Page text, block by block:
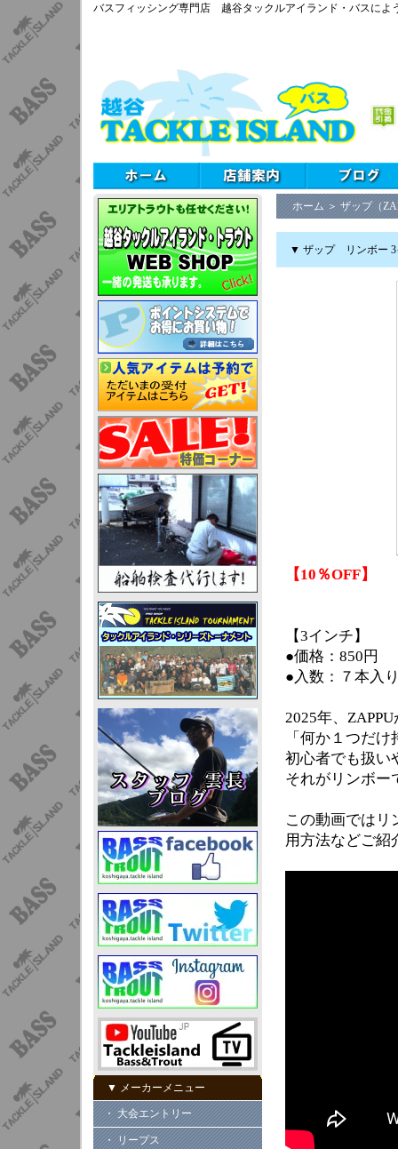
バスフィッシング専門店 越谷タックルアイランド・バスによ
▼ メーカーメニュー
・ 大会エントリー
・ リープス
ホーム ＞ ザップ（
▼ ザップ リンボー
【10％OFF】
【3インチ】
●価格：850円
●入数：７本入
2025年、
「何か１つだ
初心者でも扱い
それがリンボー
この動画ではリ
用方法などご紹